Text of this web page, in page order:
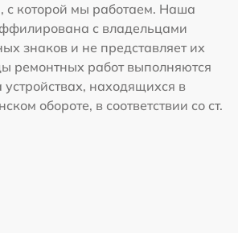
с которой мы работаем. Наша
с владельцами
знаков и не представляет их
ремонтных работ выполняются
находящихся в
обороте, в соответствии со ст.